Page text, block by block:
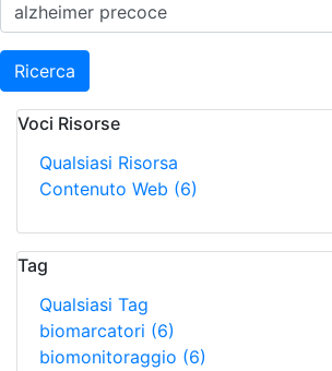
Ricerca
Voci Risorse
Qualsiasi Risorsa
Contenuto Web (6)
Tag
Qualsiasi Tag
biomarcatori (6)
biomonitoraggio (6)